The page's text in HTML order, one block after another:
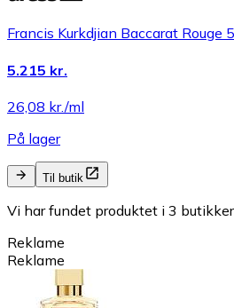
Francis Kurkdjian Baccarat Rouge
5.215 kr.
26,08 kr./ml
På lager
Til butik
Vi har fundet produktet i 3
Reklame
Reklame